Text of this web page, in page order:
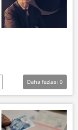
Daha fazlası 9